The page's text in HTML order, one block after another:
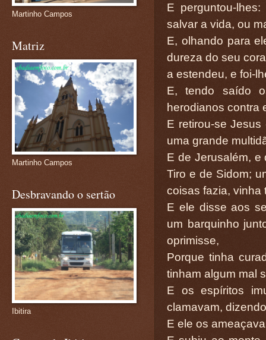
E perguntou-
salvar a vida, ou
E, olhando para
dureza do seu
a estendeu, e foi-
E, tendo saído
herodianos contra
E retirou-se
uma grande
E de Jerusalém, e
Tiro e de Sidom;
coisas fazia, vinha
E ele disse aos
um barquinho
oprimisse,
Porque tinha
tinham algum mal
E os espíritos
clamavam,
E ele os
Martinho Campos
Matriz
Martinho Campos
Desbravando o sertão
Ibitira